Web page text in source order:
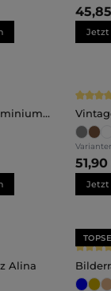
Jetzt
von 5 von 5
Luise
Jetzt
von 5 von 5
Alina